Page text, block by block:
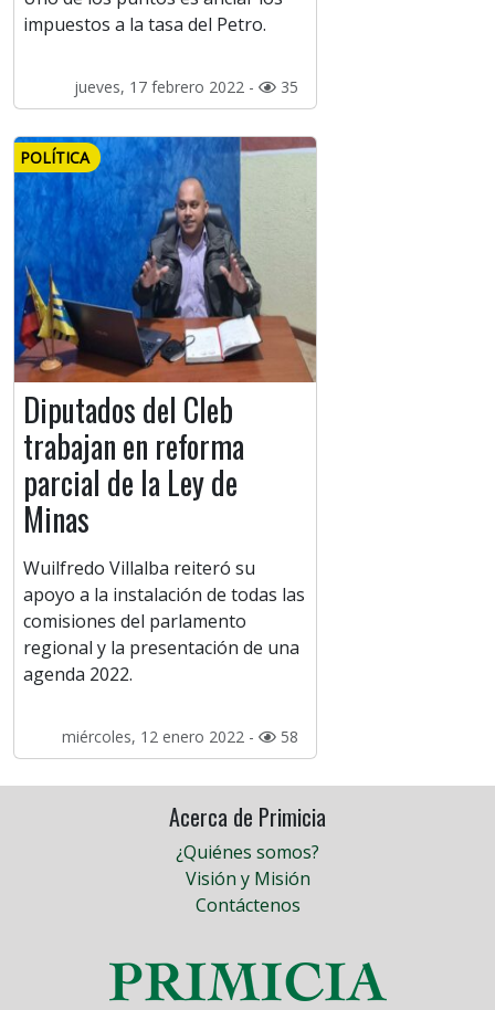
impuestos a la tasa del Petro.
jueves, 17 febrero 2022 - 35
POLÍTICA
Diputados del Cleb
trabajan en reforma
parcial de la Ley de
Minas
Wuilfredo Villalba reiteró su
apoyo a la instalación de todas las
comisiones del parlamento
regional y la presentación de una
agenda 2022.
miércoles, 12 enero 2022 - 58
Acerca de Primicia
¿Quiénes somos?
Visión y Misión
Contáctenos